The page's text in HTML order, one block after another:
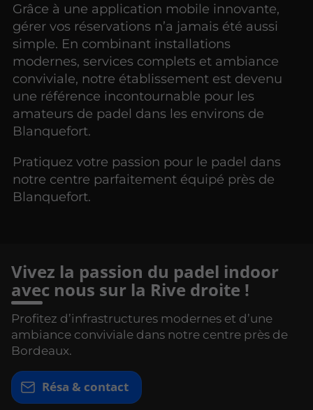
Grâce à une application mobile innovante,
gérer vos réservations n’a jamais été aussi
simple. En combinant installations
modernes, services complets et ambiance
conviviale, notre établissement est devenu
une référence incontournable pour les
amateurs de padel dans les environs de
Blanquefort.
Pratiquez votre passion pour le padel dans
notre centre parfaitement équipé près de
Blanquefort.
Vivez la passion du padel indoor
avec nous sur la Rive droite !
Profitez d’infrastructures modernes et d’une
ambiance conviviale dans notre centre près de
Bordeaux.
Résa & contact